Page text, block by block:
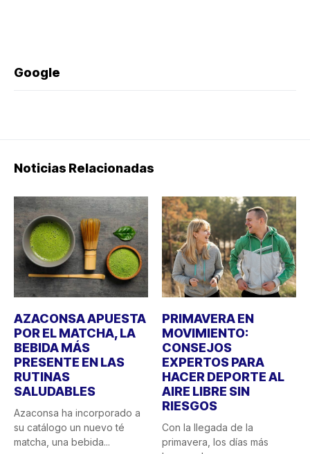
Google
Noticias Relacionadas
AZACONSA APUESTA
POR EL MATCHA, LA
BEBIDA MÁS
PRESENTE EN LAS
RUTINAS
SALUDABLES
Azaconsa ha incorporado a
su catálogo un nuevo té
matcha, una bebida...
PRIMAVERA EN
MOVIMIENTO:
CONSEJOS
EXPERTOS PARA
HACER DEPORTE AL
AIRE LIBRE SIN
RIESGOS
Con la llegada de la
primavera, los días más